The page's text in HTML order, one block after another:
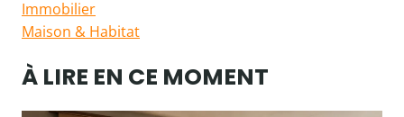
Immobilier
Maison & Habitat
À LIRE EN CE MOMENT